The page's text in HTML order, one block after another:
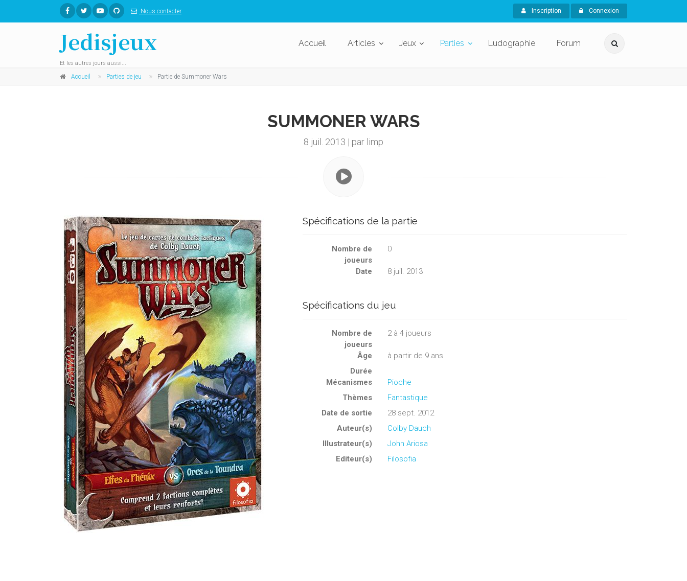
Nous contacter Inscription Connexion
Jedisjeux
Et les autres jours aussi...
Accueil Articles Jeux Parties Ludographie Forum
Accueil Parties de jeu Partie de Summoner Wars
SUMMONER WARS
8 juil. 2013 | par limp
Spécifications de la partie
Nombre de
joueurs
0
Date 8 juil. 2013
Spécifications du jeu
Nombre de
joueurs
2à4 joueurs
Âge
à partir de 9 ans
Durée
Mécanismes
Pioche
Thèmes
Fantastique
Date de sortie
28 sept. 2012
Auteur(s)
Colby Dauch
Illustrateur(s)
John Ariosa
Editeur(s)
Filosofia